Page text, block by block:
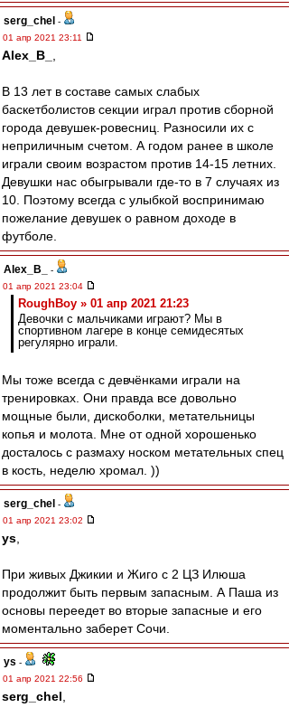
serg_chel -
01 апр 2021 23:11
Alex_B_
В 13 лет в составе самых слабых
баскетболистов секции играл против сборной
города девушек-ровесниц. Разносили их с
неприличным счетом. А годом ранее в школе
играли своим возрастом против 14-15 летних.
Девушки нас обыгрывали где-то в 7 случаях из
10. Поэтому всегда с улыбкой воспринимаю
пожелание девушек о равном доходе в
футболе.
Alex_B_
-
01 апр 2021 23:04
RoughBoy » 01 апр 2021 21:23
Девочки с мальчиками играют? Мы в
спортивном лагере в конце семидесятых
регулярно играли.
Мы тоже всегда с девчёнками играли на
тренировках. Они правда все довольно
мощные были, дискоболки, метательницы
копья и молота. Мне от одной хорошенько
досталось с размаху носком метательных спец
в кость, неделю хромал. ))
serg_chel -
01 апр 2021 23:02
ys
При живых Джикии и Жиго с 2 ЦЗ Илюша
продолжит быть первым запасным. А Паша из
основы переедет во вторые запасные и его
моментально заберет Сочи.
ys -
01 апр 2021 22:56
serg_chel